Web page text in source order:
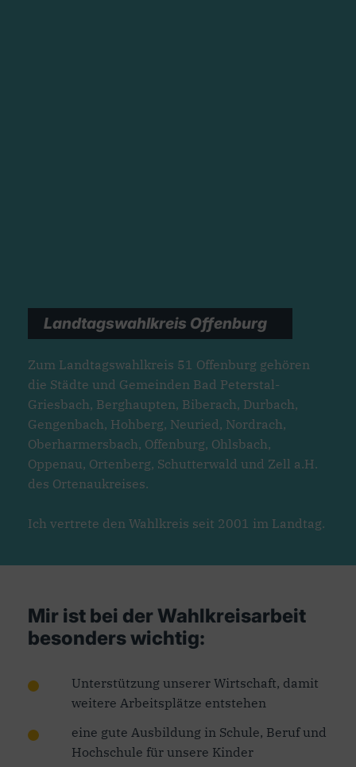
Landtagswahlkreis Offenburg
Zum Landtagswahlkreis 51 Offenburg gehören
die Städte und Gemeinden Bad Peterstal-
Griesbach, Berghaupten, Biberach, Durbach,
Gengenbach, Hohberg, Neuried, Nordrach,
Oberharmersbach, Offenburg, Ohlsbach,
Oppenau, Ortenberg, Schutterwald und Zell a.H.
des Ortenaukreises.
Ich vertrete den Wahlkreis seit 2001 im Landtag.
Mir ist bei der Wahlkreisarbeit
besonders wichtig:
Unterstützung unserer Wirtschaft, damit
weitere Arbeitsplätze entstehen
eine gute Ausbildung in Schule, Beruf und
Hochschule für unsere Kinder